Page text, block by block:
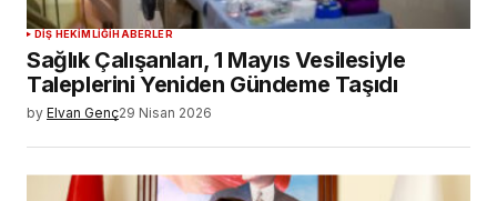
DIŞ HEKIMLIĞIHABERLER
Sağlık Çalışanları, 1 Mayıs Vesilesiyle
Taleplerini Yeniden Gündeme Taşıdı
by Elvan Genç29 Nisan 2026